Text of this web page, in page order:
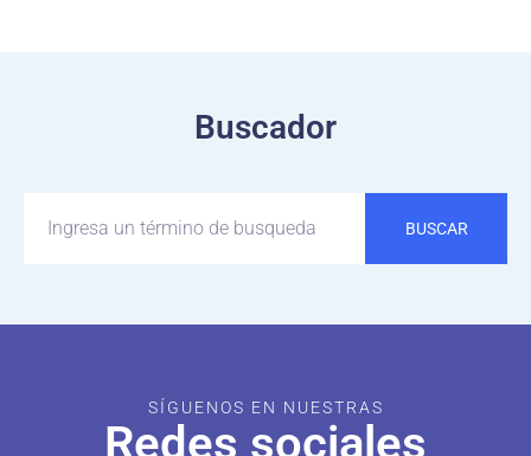
Buscador
BUSCAR
SÍGUENOS EN NUESTRAS
Redes sociales